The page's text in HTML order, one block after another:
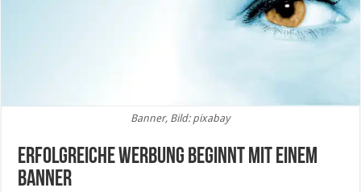
Banner, Bild: pixabay
Erfolgreiche Werbung beginnt mit einem
Banner